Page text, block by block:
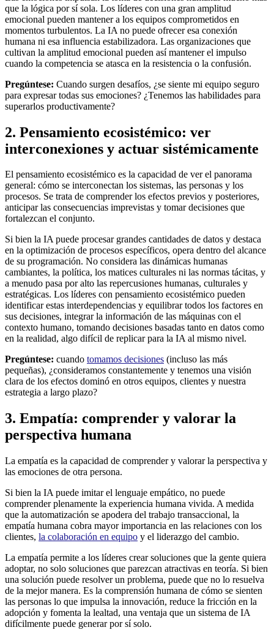
que la lógica por sí sola. Los líderes con una gran amplitud
emocional pueden mantener a los equipos comprometidos en
momentos turbulentos. La IA no puede ofrecer esa conexión
humana ni esa influencia estabilizadora. Las organizaciones que
cultivan la amplitud emocional pueden así mantener el impulso
cuando la competencia se atasca en la resistencia o la confusión.
Pregúntese: Cuando surgen desafíos, ¿se siente mi equipo seguro
para expresar todas sus emociones? ¿Tenemos las habilidades para
superarlos productivamente?
2. Pensamiento ecosistémico: ver
interconexiones y actuar sistémicamente
El pensamiento ecosistémico es la capacidad de ver el panorama
general: cómo se interconectan los sistemas, las personas y los
procesos. Se trata de comprender los efectos previos y posteriores,
anticipar las consecuencias imprevistas y tomar decisiones que
fortalezcan el conjunto.
Si bien la IA puede procesar grandes cantidades de datos y destaca
en la optimización de procesos específicos, opera dentro del alcance
de su programación. No considera las dinámicas humanas
cambiantes, la política, los matices culturales ni las normas tácitas, y
a menudo pasa por alto las repercusiones humanas, culturales y
estratégicas. Los líderes con pensamiento ecosistémico pueden
identificar estas interdependencias y equilibrar todos los factores en
sus decisiones, integrar la información de las máquinas con el
contexto humano, tomando decisiones basadas tanto en datos como
en la realidad, algo difícil de replicar para la IA al mismo nivel.
Pregúntese: cuando tomamos decisiones (incluso las más
pequeñas), ¿consideramos constantemente y tenemos una visión
clara de los efectos dominó en otros equipos, clientes y nuestra
estrategia a largo plazo?
3. Empatía: comprender y valorar la
perspectiva humana
La empatía es la capacidad de comprender y valorar la perspectiva y
las emociones de otra persona.
Si bien la IA puede imitar el lenguaje empático, no puede
comprender plenamente la experiencia humana vivida. A medida
que la automatización se apodera del trabajo transaccional, la
empatía humana cobra mayor importancia en las relaciones con los
clientes, la colaboración en equipo y el liderazgo del cambio.
La empatía permite a los líderes crear soluciones que la gente quiera
adoptar, no solo soluciones que parezcan atractivas en teoría. Si bien
una solución puede resolver un problema, puede que no lo resuelva
de la mejor manera. Es la comprensión humana de cómo se sienten
las personas lo que impulsa la innovación, reduce la fricción en la
adopción y fomenta la lealtad, una ventaja que un sistema de IA
difícilmente puede generar por sí solo.